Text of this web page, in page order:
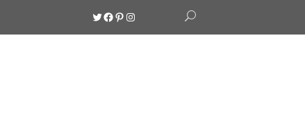
Twitter
Facebook
Pinterest
Instagram